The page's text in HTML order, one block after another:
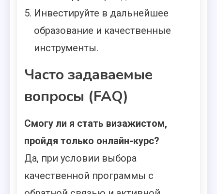
Инвестируйте в дальнейшее
образование и качественные
инструменты.
Часто задаваемые
вопросы (FAQ)
Смогу ли я стать визажистом,
пройдя только онлайн-курс?
Да, при условии выбора
качественной программы с